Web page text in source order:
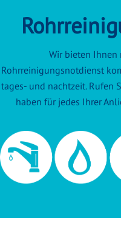
Wir bieten Ihnen
Rohrreinigungsnotdienst
tages- und nachtzeit. Rufen
haben für jedes Ihrer